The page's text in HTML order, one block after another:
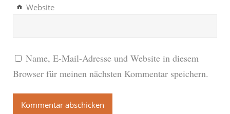
Website
Name, E-Mail-Adresse und Website in diesem
Browser für meinen nächsten Kommentar speichern.